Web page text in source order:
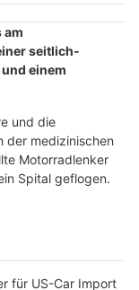
am
seitlich-
einem
und die
der medizinischen
Motorradlenker
Spital geflogen.